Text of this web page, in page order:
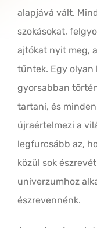
alapjává vált.
szokásokat,
ajtókat nyit meg,
tűntek. Egy olyan
gyorsabban
tartani, és
újraértelmezi a
legfurcsább az,
közül sok
univerzumhoz
észrevennénk.